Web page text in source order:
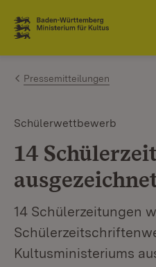
Zum Inhalt springen
Link zur Startseite
Pressemitteilungen
Schülerwettbewerb
14
14 Schülerzeitungen
Kultusministeriums